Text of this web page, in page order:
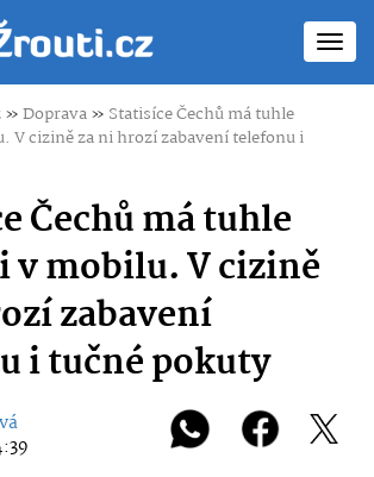
»Doprava» Statisíce Čechů má tuhle
V cizině za ni hrozí zabavení telefonu i
Čechů má tuhle
v mobilu. V cizině
zabavení
i tučné pokuty